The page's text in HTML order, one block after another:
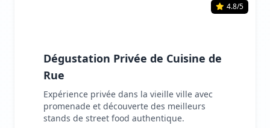
4.8/5
Dégustation Privée de Cuisine de
Rue
Expérience privée dans la vieille ville avec
promenade et découverte des meilleurs
stands de street food authentique.